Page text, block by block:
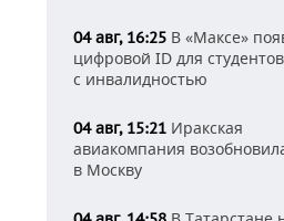
04 авг, 16:25 В «Максе»
цифровой ID для
с инвалидностью
04 авг, 15:21 Иракская
авиакомпания
в Москву